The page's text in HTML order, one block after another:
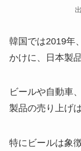
韓国では2019年
かけに、日本製
ビールや自動車
製品の売り上げ
特にビールは象